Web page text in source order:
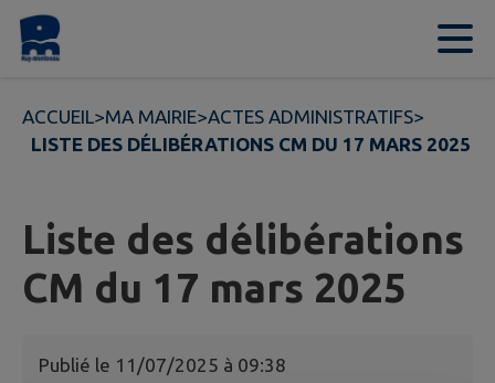
Contenu
ACCUEIL>MA MAIRIE>ACTES ADMINISTRATIFS>
LISTE DES DÉLIBÉRATIONS CM DU 17 MARS 2025
Liste des délibérations
CM du 17 mars 2025
Publié le 11/07/2025 à 09:38